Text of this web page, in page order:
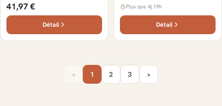
Normes - Tissu en lin de
Normandie - Résistant et durable
41,97 €
Détail
Plus que 4j 19h
Détail
‹ 1 2 3 ›